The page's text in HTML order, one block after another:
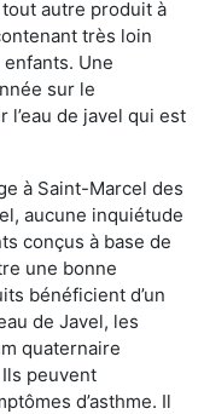
autre produit à
très loin
Une
sur le
l’eau de javel qui est
à Saint-Marcel des
aucune inquiétude
conçus à base de
une bonne
bénéficient d’un
de Javel, les
quaternaire
peuvent
d’asthme. Il